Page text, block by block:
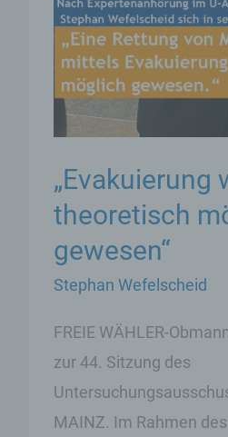
„Evakuierung
theoretisch
gewesen“
Stephan Wefelscheid
FREIE WÄHLER-
zur 44. Sitzung des
MAINZ. Im Rahmen des